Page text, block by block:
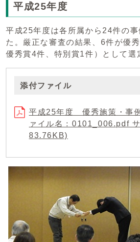
平成25年度
平成25年度は各所属から24件の事
た。厳正な審査の結果、6件が優
優秀賞4件、特別賞1件）として選
添付ファイル
平成25年度 優秀施策・事
ァイル名：0101_006.pdf サ
83.76KB)